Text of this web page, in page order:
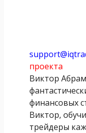
проекта
Виктор
финансовых
Виктор,
трейдеры